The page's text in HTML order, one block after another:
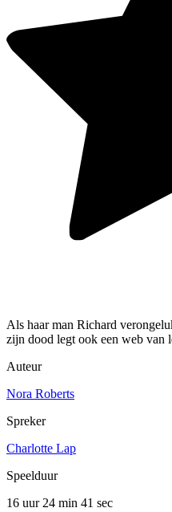
Als haar man Richard
zijn dood legt ook een web van
Auteur
Nora Roberts
Spreker
Charlotte Lap
Speelduur
16 uur 24 min 41 sec